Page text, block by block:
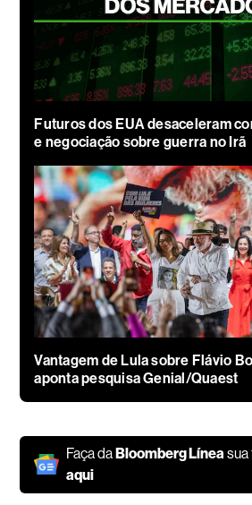
Futuros dos EUA desaceleram
e negociação sobre guerra no Irã
Vantagem de Lula sobre Flávio
aponta pesquisa Genial/Quaest
Faça daBloomberg Línea sua
aqui